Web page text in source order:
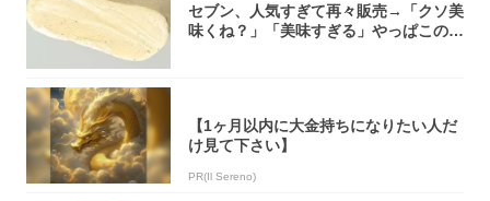
セブン、人気すぎて再々販売→「クソ美
味くね？」「美味すぎる」やっぱこのク
【1ヶ月以内に大金持ちになりたい人だ
け見て下さい】
PR(Il Sereno)